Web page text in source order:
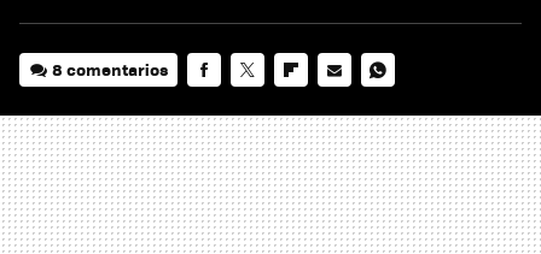
8 comentarios
MAIL